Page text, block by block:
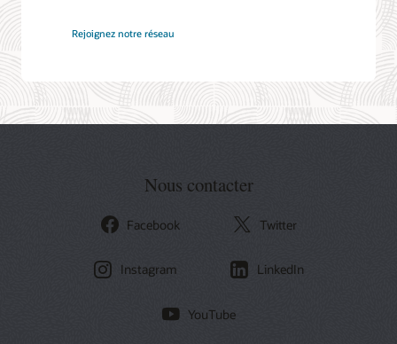
Rejoignez notre réseau
Oracle
Nous contacter
Facebook Twitter
Instagram LinkedIn
YouTube